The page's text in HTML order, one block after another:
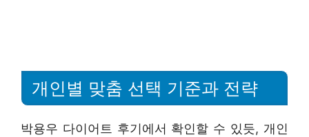
개인별 맞춤 선택 기준과 전략
박용우 다이어트 후기에서 확인할 수 있듯, 개인